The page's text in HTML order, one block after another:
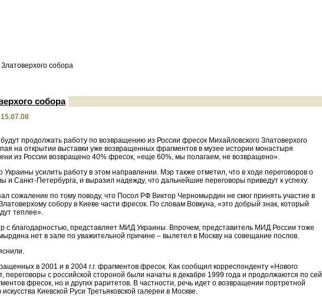
собора
собора
15.07.08
продолжать работу по возвращению из России фресок Михайловского Златоверхого
на открытии выставки уже возвращенных фрагментов в музее истории монастыря
из России возвращено 40% фресок, «еще 60%, мы полагаем, не возвращено».
усилить работу в этом направлении. Мэр также отметил, что в ходе переговоров о
Санкт-Петербурга, и выразил надежду, что дальнейшие переговоры приведут к успеху.
сожаление по тому поводу, что Посол РФ Виктор Черномырдин не смог принять участие в
собору в Киеве части фресок. По словам Вовкуна, «это добрый знак, который
теплее».
с благодарностью, представляет МИД Украины. Впрочем, представитель МИД России тоже
нет в зале по уважительной причине – вылетел в Москву на совещание послов.
в 2001 и в 2004 г.г. фрагментов фресок. Как сообщил корреспонденту «Нового
с российской стороной были начаты в декабре 1999 года и продолжаются по сей
фресок, но и других раритетов. В частности, речь идет о возвращении портретной
Киевской Руси Третьяковской галереи в Москве.